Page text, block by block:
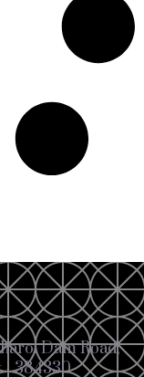
Dam Road,
- 384330